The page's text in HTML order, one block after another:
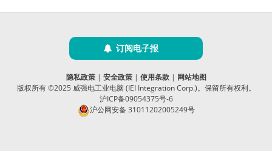
订阅电子报
隐私政策| 安全政策| 使用条款| 网站地图
版权所有 ©2025 威强电工业电脑 (IEI Integration Corp.)。保留所有权利。
沪ICP备09054375号-6
沪公网安备 31011202005249号